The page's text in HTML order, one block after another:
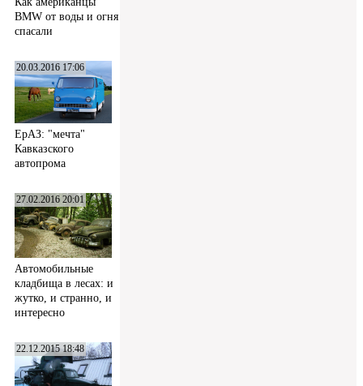
BMW от воды и огня
спасали
20.03.2016 17:06
ЕрАЗ: "мечта"
Кавказского
автопрома
27.02.2016 20:01
Автомобильные
кладбища в лесах: и
жутко, и странно, и
интересно
22.12.2015 18:48